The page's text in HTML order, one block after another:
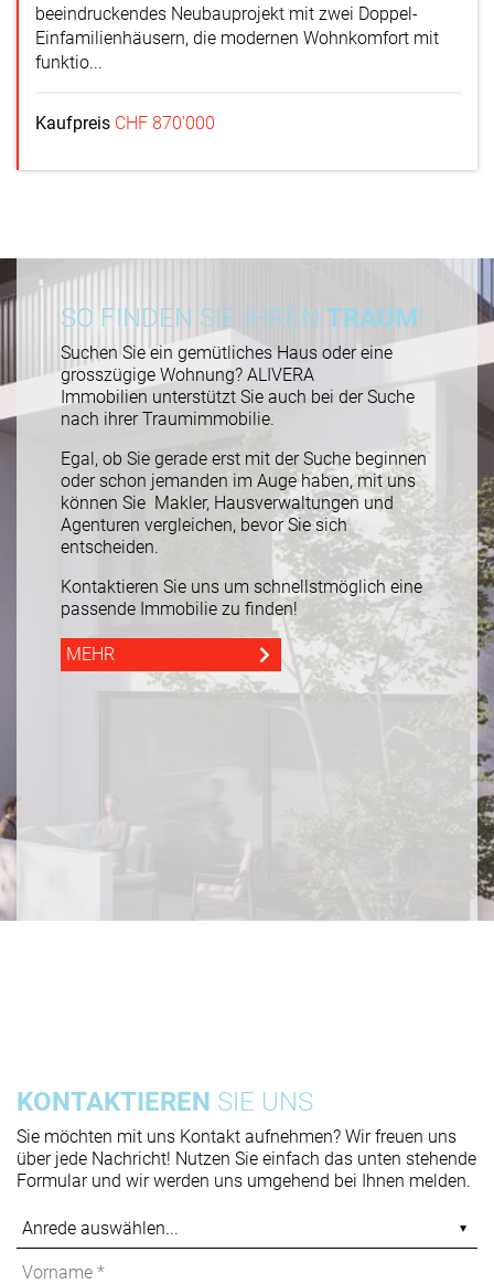
Kaufpreis CHF 870'000
beeindruckendes Neubauprojekt mit zwei Doppel-
Einfamilienhäusern, die modernen Wohnkomfort mit
funktio...
SO FINDEN SIE IHREN TRAUM!
Suchen Sie ein gemütliches Haus oder eine
grosszügige Wohnung? ALIVERA
Immobilien unterstützt Sie auch bei der Suche
nach ihrer Traumimmobilie.
Egal, ob Sie gerade erst mit der Suche beginnen
oder schon jemanden im Auge haben, mit uns
können Sie Makler, Hausverwaltungen und
Agenturen vergleichen, bevor Sie sich
entscheiden.
Kontaktieren Sie uns um schnellstmöglich eine
passende Immobilie zu finden!
MEHR
KONTAKTIEREN SIE UNS
Sie möchten mit uns Kontakt aufnehmen? Wir freuen uns
über jede Nachricht! Nutzen Sie einfach das unten stehende
Formular und wir werden uns umgehend bei Ihnen melden.